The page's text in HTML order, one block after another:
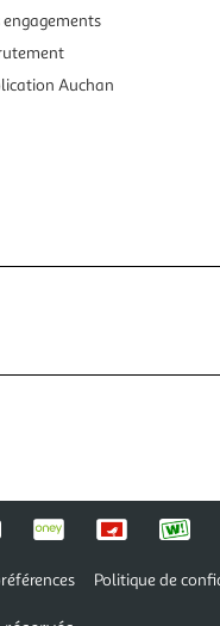
engagements
Auchan
Politique de